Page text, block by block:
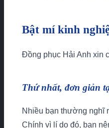
Bật mí kinh
Đồng phục Hải Anh xin
Thứ nhất, đơn giản
Nhiều bạn thường nghĩ
Chính vì lí do đó, bạn